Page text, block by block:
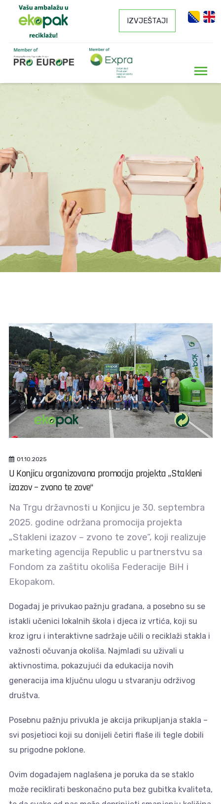
IZVJEŠTAJI
01.10.2025
U Konjicu organizovana promocija projekta „Stakleni
izazov – zvono te zove“
Na Trgu državnosti u Konjicu je 30. septembra
2025. godine održana promocija projekta
„Stakleni izazov – zvono te zove“, koji realizuje
marketing agencija Republic u partnerstvu sa
Fondom za zaštitu okoliša Federacije BiH i
Ekopakom.
Događaj je privukao pažnju građana, a posebno su se
istakli učenici lokalnih škola i djeca iz vrtića, koji su
kroz igru i interaktivne sadržaje učili o reciklaži stakla i
važnosti očuvanja okoliša. Najmlađi su uživali u
aktivnostima, pokazujući da edukacija novih
generacija ima ključnu ulogu u stvaranju održivog
društva.
Posebnu pažnju privukla je akcija prikupljanja stakla –
svi posjetioci koji su donijeli četiri flaše ili tegle dobili
su prigodne poklone.
Ovim događajem naglašena je poruka da se staklo
može reciklirati beskonačno puta bez gubitka kvaliteta,